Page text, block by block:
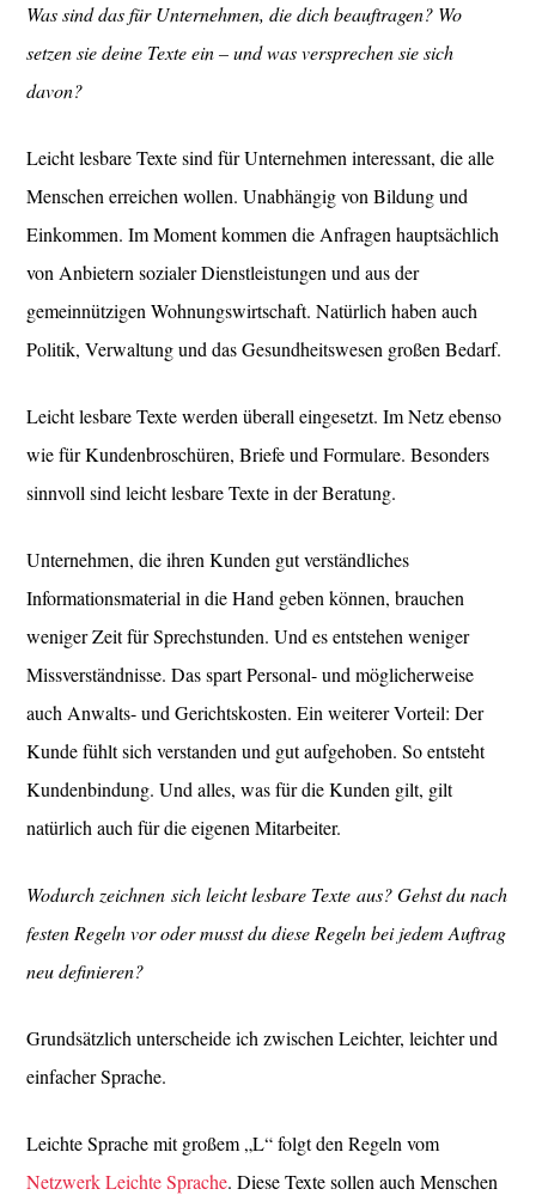
Was sind das für Unternehmen, die dich beauftragen? Wo
setzen sie deine Texte ein – und was versprechen sie sich
davon?
Leicht lesbare Texte sind für Unternehmen interessant, die alle
Menschen erreichen wollen. Unabhängig von Bildung und
Einkommen. Im Moment kommen die Anfragen hauptsächlich
von Anbietern sozialer Dienstleistungen und aus der
gemeinnützigen Wohnungswirtschaft. Natürlich haben auch
Politik, Verwaltung und das Gesundheitswesen großen Bedarf.
Leicht lesbare Texte werden überall eingesetzt. Im Netz ebenso
wie für Kundenbroschüren, Briefe und Formulare. Besonders
sinnvoll sind leicht lesbare Texte in der Beratung.
Unternehmen, die ihren Kunden gut verständliches
Informationsmaterial in die Hand geben können, brauchen
weniger Zeit für Sprechstunden. Und es entstehen weniger
Missverständnisse. Das spart Personal- und möglicherweise
auch Anwalts- und Gerichtskosten. Ein weiterer Vorteil: Der
Kunde fühlt sich verstanden und gut aufgehoben. So entsteht
Kundenbindung. Und alles, was für die Kunden gilt, gilt
natürlich auch für die eigenen Mitarbeiter.
Wodurch zeichnen sich leicht lesbare Texte aus? Gehst du nach
festen Regeln vor oder musst du diese Regeln bei jedem Auftrag
neu definieren?
Grundsätzlich unterscheide ich zwischen Leichter, leichter und
einfacher Sprache.
Leichte Sprache mit großem „L“ folgt den Regeln vom
Netzwerk Leichte Sprache. Diese Texte sollen auch Menschen